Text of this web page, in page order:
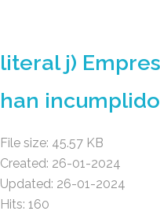
literal j)
han
File size: 45.57 KB
Created: 26-01-2024
Updated: 26-01-2024
Hits: 160